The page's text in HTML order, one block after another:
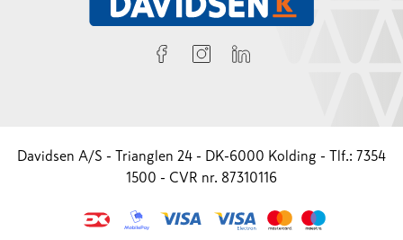
Davidsen A/S - Trianglen 24 - DK-6000 Kolding - Tlf.: 7354
1500 - CVR nr. 87310116